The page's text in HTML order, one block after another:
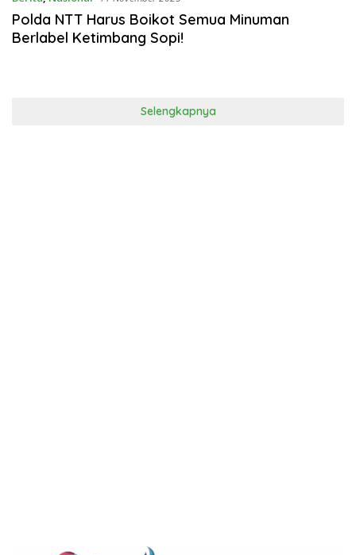
Polda NTT Harus Boikot Semua Minuman
Berlabel Ketimbang Sopi!
Selengkapnya